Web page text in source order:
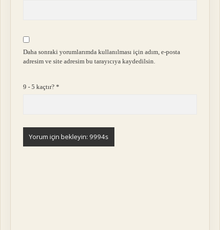
Daha sonraki yorumlarımda kullanılması için adım, e-posta
adresim ve site adresim bu tarayıcıya kaydedilsin.
9 - 5 kaçtır?*